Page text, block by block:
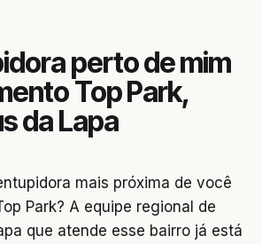
perto de mim
Top Park,
da Lapa
mais próxima de você
Park? A equipe regional de
que atende esse bairro já está